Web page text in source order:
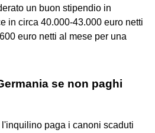
un buon stipendio in
in circa 40.000-43.000 euro netti
euro netti al mese per una
se non paghi
paga i canoni scaduti